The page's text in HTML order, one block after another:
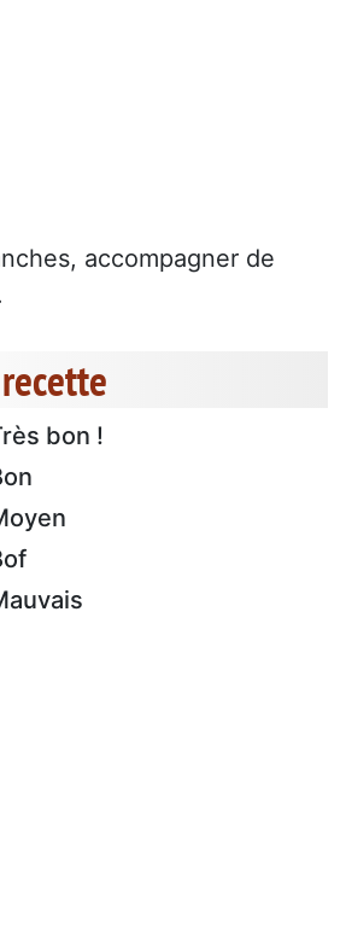
accompagner de
bon !